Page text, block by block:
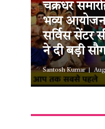
चक्रधर
भव्य
सर्विस सेंटर
ने दी बड़ी
Santosh Kumar